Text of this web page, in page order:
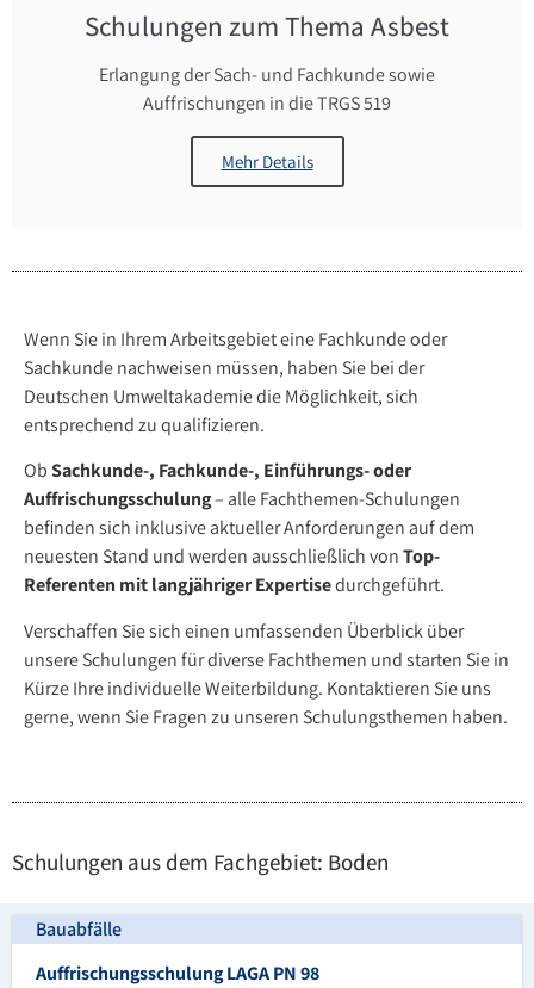
Schulungen zum Thema Asbest
Erlangung der Sach- und Fachkunde sowie
Auffrischungen in die TRGS 519
Mehr Details
Wenn Sie in Ihrem Arbeitsgebiet eine Fachkunde oder
Sachkunde nachweisen müssen, haben Sie bei der
Deutschen Umweltakademie die Möglichkeit, sich
entsprechend zu qualifizieren.
ObSachkunde-, Fachkunde-, Einführungs- oder
Auffrischungsschulung– alle Fachthemen-Schulungen
befinden sich inklusive aktueller Anforderungen auf dem
neuesten Stand und werden ausschließlich vonTop-
Referenten mit langjähriger Expertisedurchgeführt.
Verschaffen Sie sich einen umfassenden Überblick über
unsere Schulungen für diverse Fachthemen und starten Sie in
Kürze Ihre individuelle Weiterbildung. Kontaktieren Sie uns
gerne, wenn Sie Fragen zu unseren Schulungsthemen haben.
Schulungen aus dem Fachgebiet: Boden
Bauabfälle
Auffrischungsschulung LAGA PN 98